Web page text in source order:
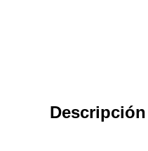
Descripción